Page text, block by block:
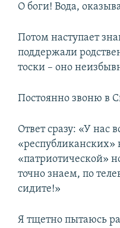
О боги! Вода,
Потом наступает
поддержали
тоски – оно
Постоянно звоню в
Ответ сразу: «У нас
«республиканских»
«патриотической»
точно знаем, по
сидите!»
Я тщетно пытаюсь